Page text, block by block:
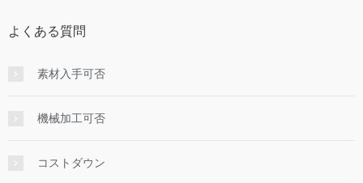
よくある質問
素材入手可否
機械加工可否
コストダウン